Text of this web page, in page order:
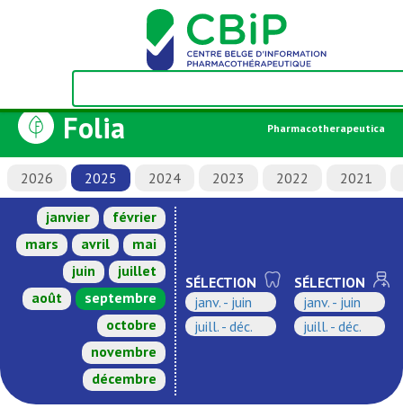
Folia Pharmacotherapeutica
2026 2025 2024 2023 2022 2021
janvier
février
mars
avril
mai
juin
juillet
août
septembre
octobre
novembre
décembre
SÉLECTION
janv. - juin
juill. - déc.
SÉLECTION
janv. - juin
juill. - déc.